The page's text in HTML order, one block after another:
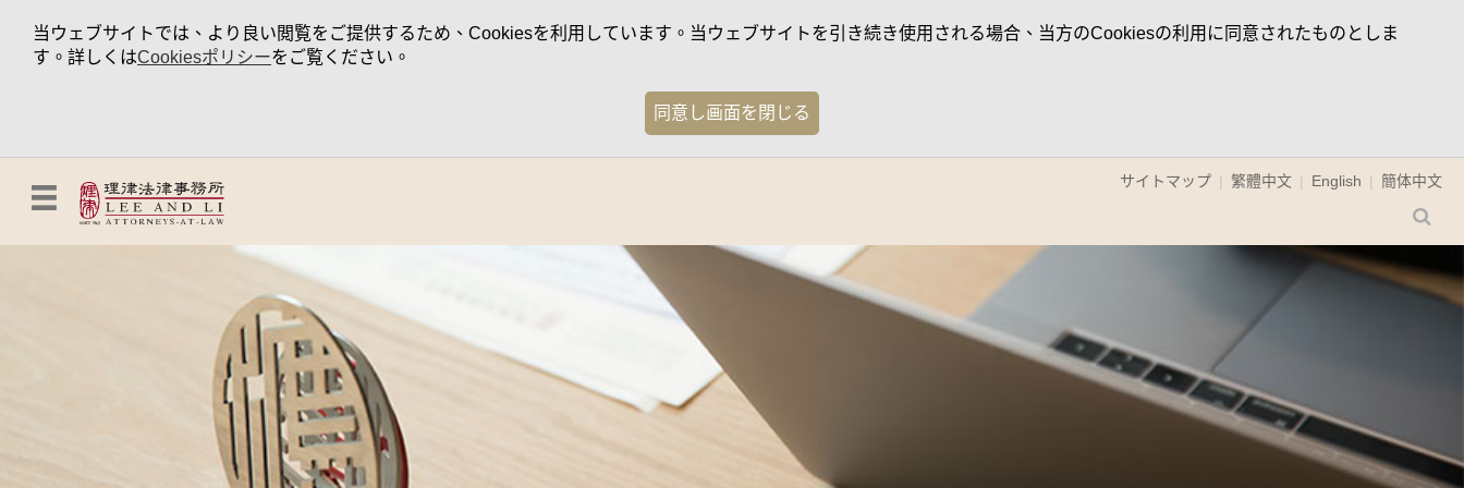
当ウェブサイトでは、より良い閲覧をご提供するため、Cookiesを利用しています。当ウェブサイトを引き続き使用される場合、当方のCookiesの利用に同意されたものとしま
す。詳しくはCookiesポリシーをご覧ください。
同意し画面を閉じる
サイトマップ 繁體中文 English 簡体中文